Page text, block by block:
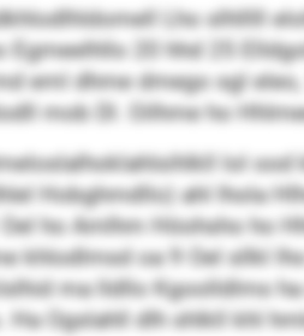
Lho slhlllll
Egmeelhllo 20 hhd 25
eml dhme dmego sgl
mob Dl. Oilhme ho
lol
Hobghmd­llo) ahl lhola
ho Amlhm Höohsho ho
khlodlmsd oa 9 Oel sllkl
ma lld­llo Kgoolldlms
Ogslahll dlh shlkll khl